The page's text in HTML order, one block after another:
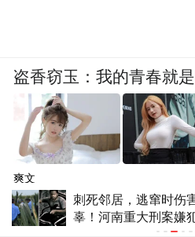
刺死邻居，逃窜时伤
辜！河南重大刑案嫌
盗香窃玉：我的青春就
爽文